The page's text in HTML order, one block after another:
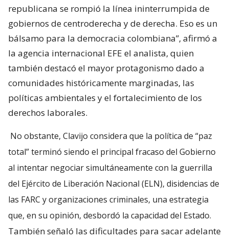
republicana se rompió la línea ininterrumpida de
gobiernos de centroderecha y de derecha. Eso es un
bálsamo para la democracia colombiana”, afirmó a
la agencia internacional EFE el analista, quien
también destacó el mayor protagonismo dado a
comunidades históricamente marginadas, las
políticas ambientales y el fortalecimiento de los
derechos laborales.
No obstante, Clavijo considera que la política de “paz
total” terminó siendo el principal fracaso del Gobierno
al intentar negociar simultáneamente con la guerrilla
del Ejército de Liberación Nacional (ELN), disidencias de
las FARC y organizaciones criminales, una estrategia
que, en su opinión, desbordó la capacidad del Estado.
También señaló las dificultades para sacar adelante